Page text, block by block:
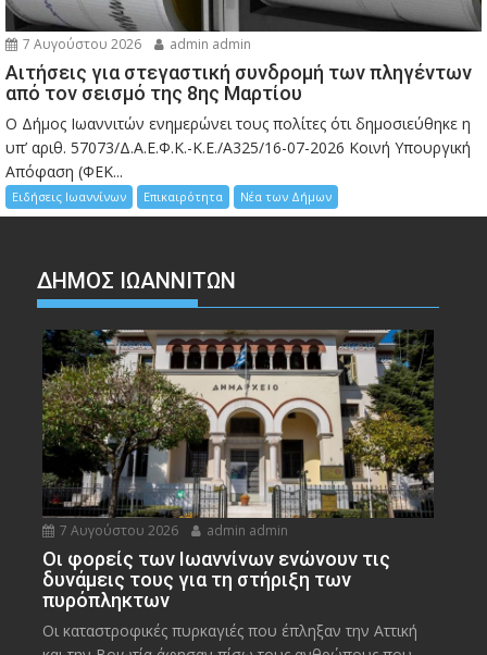
7 Αυγούστου 2026 admin admin
Αιτήσεις για στεγαστική συνδρομή των πληγέντων
από τον σεισμό της 8ης Μαρτίου
Ο Δήμος Ιωαννιτών ενημερώνει τους πολίτες ότι δημοσιεύθηκε η
υπ’ αριθ. 57073/Δ.Α.Ε.Φ.Κ.-Κ.Ε./Α325/16-07-2026 Κοινή Υπουργική
Απόφαση (ΦΕΚ...
Ειδήσεις Ιωαννίνων Επικαιρότητα Νέα των Δήμων
ΔΗΜΟΣ ΙΩΑΝΝΙΤΩΝ
7 Αυγούστου 2026 admin admin
Οι φορείς των Ιωαννίνων ενώνουν τις
δυνάμεις τους για τη στήριξη των
πυρόπληκτων
Οι καταστροφικές πυρκαγιές που έπληξαν την Αττική